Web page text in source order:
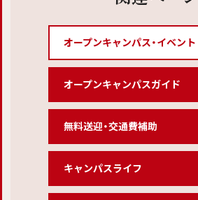
オープンキャンパス・イベント
オープンキャンパスガイド
無料送迎・交通費補助
キャンパスライフ